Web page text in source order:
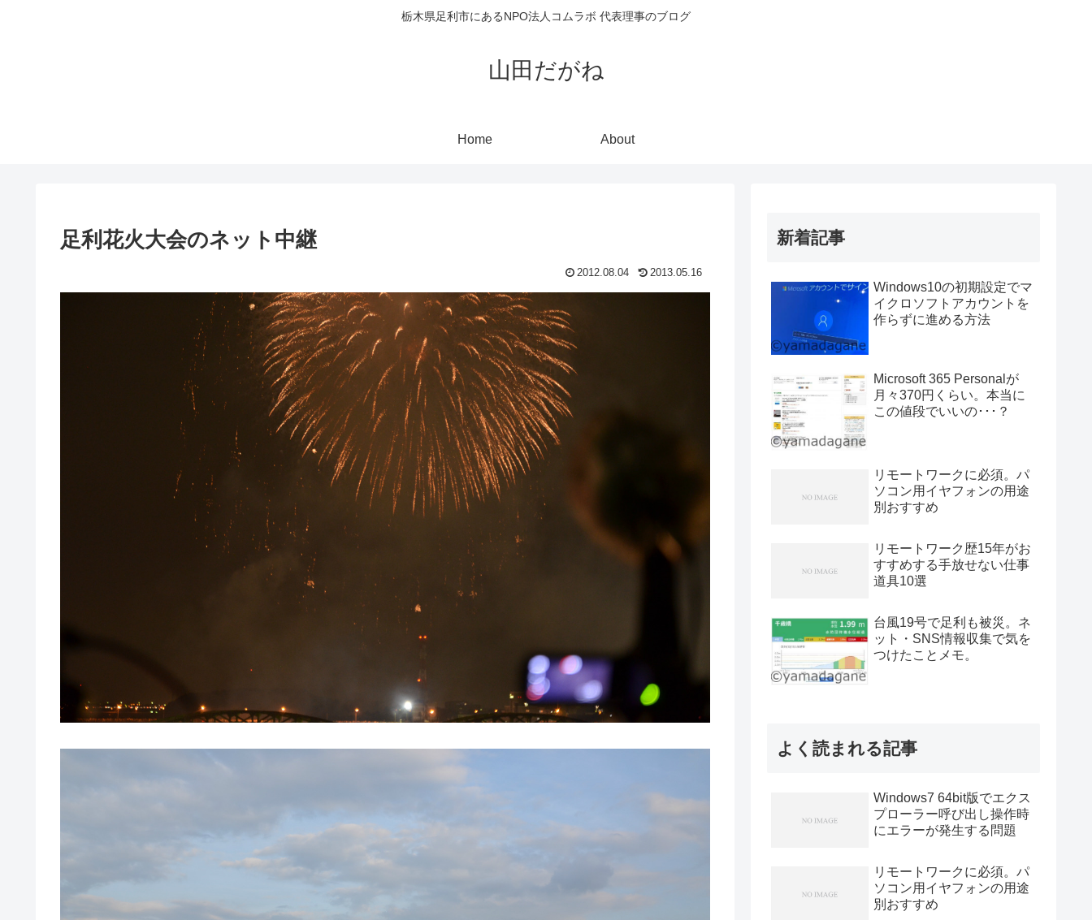
栃木県足利市にあるNPO法人コムラボ 代表理事のブログ
山田だがね
Home About
足利花火大会のネット中継
2012.08.04 2013.05.16
新着記事
Windows10の初期設定でマ
イクロソフトアカウントを
作らずに進める方法
Microsoft 365 Personalが
月々370円くらい。本当に
この値段でいいの･･･？
リモートワークに必須。パ
ソコン用イヤフォンの用途
別おすすめ
リモートワーク歴15年がお
すすめする手放せない仕事
道具10選
台風19号で足利も被災。ネ
ット・SNS情報収集で気を
つけたことメモ。
よく読まれる記事
Windows7 64bit版でエクス
プローラー呼び出し操作時
にエラーが発生する問題
リモートワークに必須。パ
ソコン用イヤフォンの用途
別おすすめ